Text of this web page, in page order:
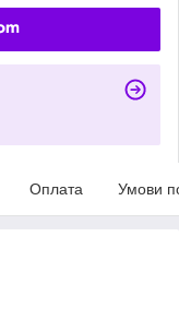
Оплата Умови